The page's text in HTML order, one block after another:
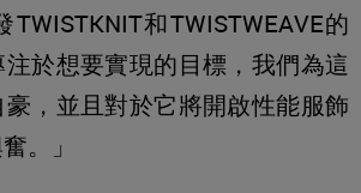
和TWISTWEAVE的
於想要實現的目標，我們為這
，並且對於它將開啟性能服飾
。」